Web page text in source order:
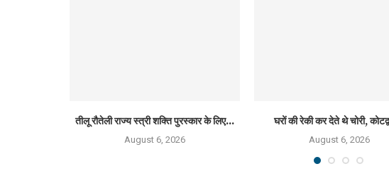
तीलू रौतेली राज्य स्त्री शक्ति पुरस्कार के लिए...
August 6, 2026
घरों की रेकी कर देते थे चोरी,
August 6, 2026